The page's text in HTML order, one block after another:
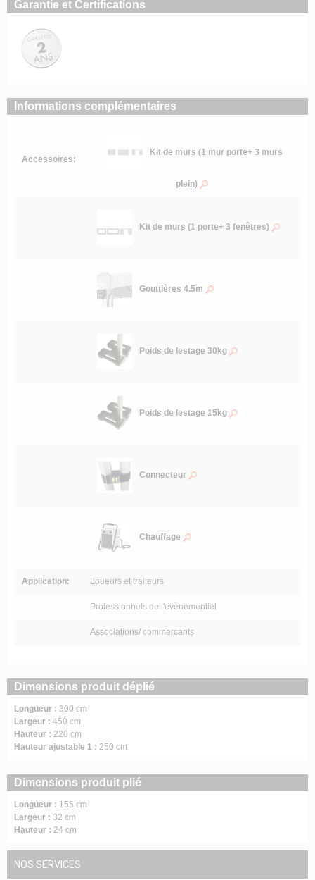
Garantie et Certifications
Informations complémentaires
Accessoires:
Kit de murs (1 mur porte+ 3 murs
plein)
Kit de murs (1 porte+ 3 fenêtres)
Gouttières 4.5m
Poids de lestage 30kg
Poids de lestage 15kg
Connecteur
Chauffage
Application: Loueurs et traiteurs
Professionnels de l'evènementiel
Associations/ commercants
Dimensions produit déplié
Longueur : 300 cm
Largeur : 450 cm
Hauteur : 220 cm
Hauteur ajustable 1 : 250 cm
Dimensions produit plié
Longueur : 155 cm
Largeur : 32 cm
Hauteur : 24 cm
NOS SERVICES